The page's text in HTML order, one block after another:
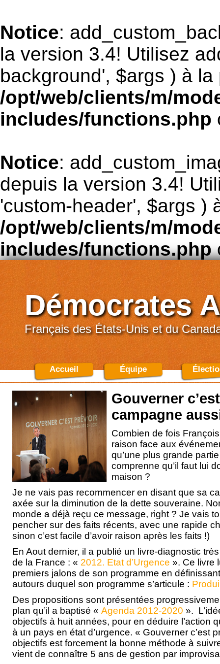
Notice:
la version 3.4! Utilisez
background', $args ) à la
/opt/web/clients/m/
includes/functions.php
Notice:
depuis la version 3.4!
'custom-header', $args )
/opt/web/clients/m/
includes/functions.php
Démocrates
Français des États-Unis et du
Accueil Équipe
Gouverner
campagne
Combien de fois
raison face aux
qu’une plus grande
comprenne qu’il faut lui
maison ?
Je ne vais pas recommencer en disant que sa
axée sur la diminution de la dette souveraine.
monde a déjà reçu ce message, right ? Je vais
pencher sur des faits récents, avec une rapide
sinon c’est facile d’avoir raison après les faits !)
En Aout dernier, il a publié un livre-diagnostic
de la France : « 2012. Etat d’Urgence ». Ce livre
premiers jalons de son programme en
autours duquel son programme s’articule :
Des propositions sont présentées
plan qu’il a baptisé « Agenda 2012-2020 ».
objectifs à huit années, pour en déduire l’action
à un pays en état d’urgence. « Gouverner c’est
objectifs est forcement la bonne méthode à
vient de connaître 5 ans de gestion par